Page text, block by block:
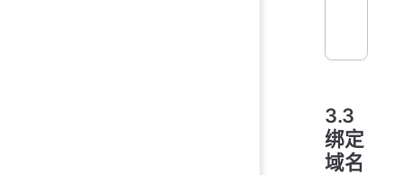
3.3
绑定
域名